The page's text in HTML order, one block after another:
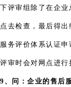
下评审组除了在企业
点去检查，最后得
服务评价体系认证申
评审时会对网点进行
9、问：企业的售后